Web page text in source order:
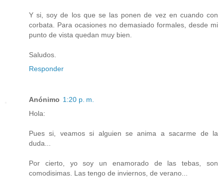
Y si, soy de los que se las ponen de vez en cuando con
corbata. Para ocasiones no demasiado formales, desde mi
punto de vista quedan muy bien.
Saludos.
Responder
Anónimo 1:20 p. m.
Hola:
Pues si, veamos si alguien se anima a sacarme de la
duda...
Por cierto, yo soy un enamorado de las tebas, son
comodisimas. Las tengo de inviernos, de verano...